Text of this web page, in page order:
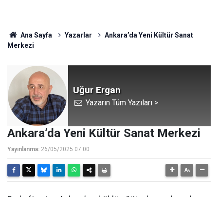
Ana Sayfa Yazarlar
Ankara’da Yeni Kültür Sanat
Merkezi
Uğur Ergan
Yazarın Tüm Yazıları >
Ankara’da Yeni Kültür Sanat Merkezi
Yayınlanma: 26/05/2025 07:00